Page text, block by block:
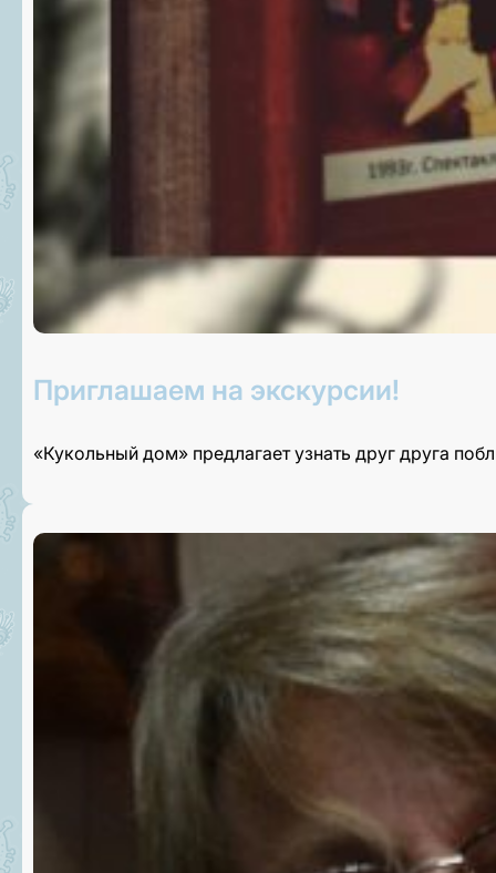
Приглашаем на экскурсии!
«Кукольный дом» предлагает узнать друг друга